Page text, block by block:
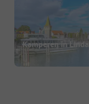
Kamperen in Lindau